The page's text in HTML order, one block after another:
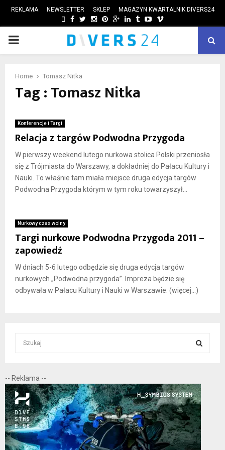
REKLAMA NEWSLETTER SKLEP MAGAZYN KWARTALNIK DIVERS24
FACEBOOK
TWITTER
INSTAGRAM
PINTEREST
GOOGLE
LINKEDIN
TUMBLRYOUTUBE
VIMEO
PRIMARY
Home Tomasz Nitka
Tag : Tomasz Nitka
Konferencje i Targi
Relacja z targów Podwodna Przygoda
W pierwszy weekend lutego nurkowa stolica Polski przeniosła
się z Trójmiasta do Warszawy, a dokładniej do Pałacu Kultury i
Nauki. To właśnie tam miała miejsce druga edycja targów
Podwodna Przygoda którym w tym roku towarzyszył...
Nurkowy czas wolny
Targi nurkowe Podwodna Przygoda 2011 –
zapowiedź
W dniach 5-6 lutego odbędzie się druga edycja targów
nurkowych „Podwodna przygoda”. Impreza będzie się
odbywała w Pałacu Kultury i Nauki w Warszawie. (więcej…)
c
h
f
o
r
:
E
A
R
C
-- Reklama --